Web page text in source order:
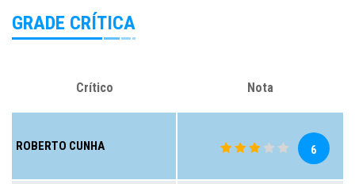
GRADE CRÍTICA
Crítico Nota
ROBERTO CUNHA 6